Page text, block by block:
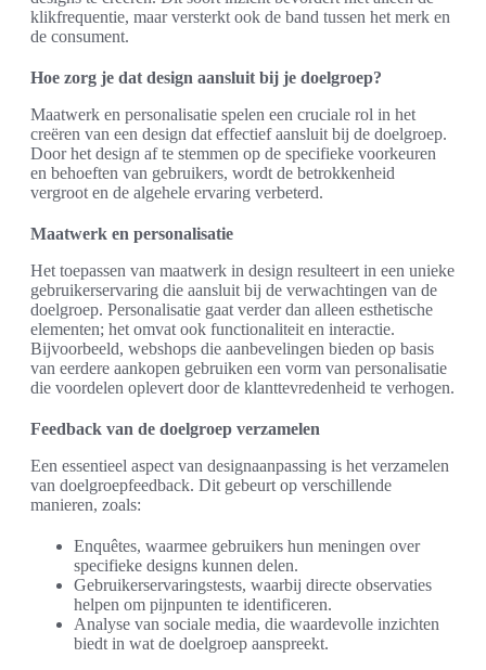
klikfrequentie, maar versterkt ook de band tussen het merk en
de consument.
Hoe zorg je dat design aansluit bij je doelgroep?
Maatwerk en personalisatie spelen een cruciale rol in het
creëren van een design dat effectief aansluit bij de doelgroep.
Door het design af te stemmen op de specifieke voorkeuren
en behoeften van gebruikers, wordt de betrokkenheid
vergroot en de algehele ervaring verbeterd.
Maatwerk en personalisatie
Het toepassen van maatwerk in design resulteert in een unieke
gebruikerservaring die aansluit bij de verwachtingen van de
doelgroep. Personalisatie gaat verder dan alleen esthetische
elementen; het omvat ook functionaliteit en interactie.
Bijvoorbeeld, webshops die aanbevelingen bieden op basis
van eerdere aankopen gebruiken een vorm van personalisatie
die voordelen oplevert door de klanttevredenheid te verhogen.
Feedback van de doelgroep verzamelen
Een essentieel aspect van designaanpassing is het verzamelen
van doelgroepfeedback. Dit gebeurt op verschillende
manieren, zoals:
Enquêtes, waarmee gebruikers hun meningen over
specifieke designs kunnen delen.
Gebruikerservaringstests, waarbij directe observaties
helpen om pijnpunten te identificeren.
Analyse van sociale media, die waardevolle inzichten
biedt in wat de doelgroep aanspreekt.